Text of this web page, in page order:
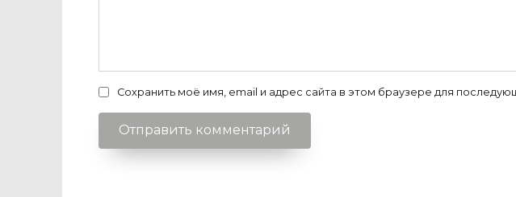
Сохранить моё имя, email и адрес сайта в этом браузере для